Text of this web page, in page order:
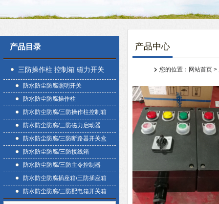
产品目录
三防操作柱 控制箱 磁力开关
盒防水防尘防腐照明开关
防水防尘防腐操作柱
防水防尘防腐/三防操作柱控制箱
防水防尘防腐/三防磁力启动器
防水防尘防腐/三防断路器开关盒
防水防尘防腐/三防接线箱
防水防尘防腐/三防主令控制器
防水防尘防腐插座箱/三防插座箱
防水防尘防腐/三防配电箱开关箱
产品中心
您的位置： 网站首页 >